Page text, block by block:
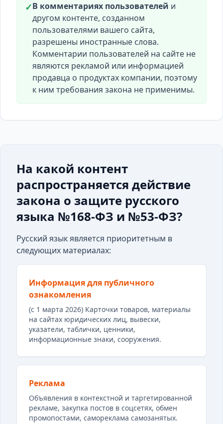
✓В комментариях пользователей и
другом контенте, созданном
пользователями вашего сайта,
разрешены иностранные слова.
Комментарии пользователей на сайте не
являются рекламой или информацией
продавца о продуктах компании, поэтому
к ним требования закона не применимы.
На какой контент
распространяется действие
закона о защите русского
языка №168-ФЗ и №53-ФЗ?
Русский язык является приоритетным в
следующих материалах:
Информация для публичного
ознакомления
(с 1 марта 2026) Карточки товаров, материалы
на сайтах юридических лиц, вывески,
указатели, таблички, ценники,
информационные знаки, сооружения.
Реклама
Объявления в контекстной и таргетированной
рекламе, закупка постов в соцсетях, обмен
промопостами, самореклама самозанятых.